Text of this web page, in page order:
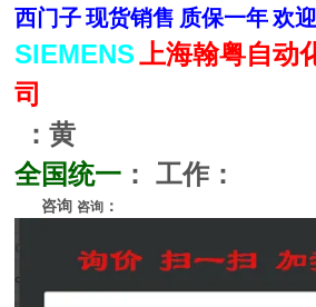
西门子 现货销售 质保一年 欢
SIEMENS 上海翰粤自动
司
：黄
全国统一 ： 工作：
咨询 咨询 ：